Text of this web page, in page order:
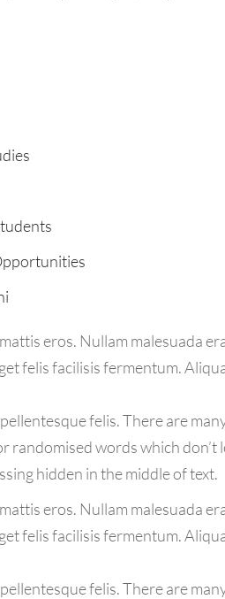
eros. Nullam malesuada
felis facilisis fermentum.
felis. There are
randomised words which don’t
hidden in the middle of text.
eros. Nullam malesuada
felis facilisis fermentum.
felis. There are